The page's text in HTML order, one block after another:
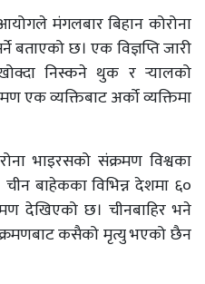
मंगलबार बिहान कोरोना
बताएको छ। एक विज्ञप्ति जारी
निस्कने थुक र र्‍यालको
एक व्यक्तिबाट अर्को व्यक्तिमा
भाइरसको संक्रमण विश्वका
बाहेकका विभिन्न देशमा ६०
देखिएको छ। चीनबाहिर भने
कसैको मृत्यु भएको छैन